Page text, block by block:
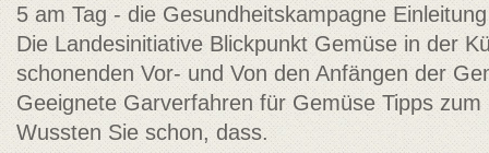
5 am Tag - die Gesundheitskampagne
Die Landesinitiative Blickpunkt Gemüse in der
schonenden Vor- und Von den Anfängen der
Geeignete Garverfahren für Gemüse Tipps
Wussten Sie schon, dass.